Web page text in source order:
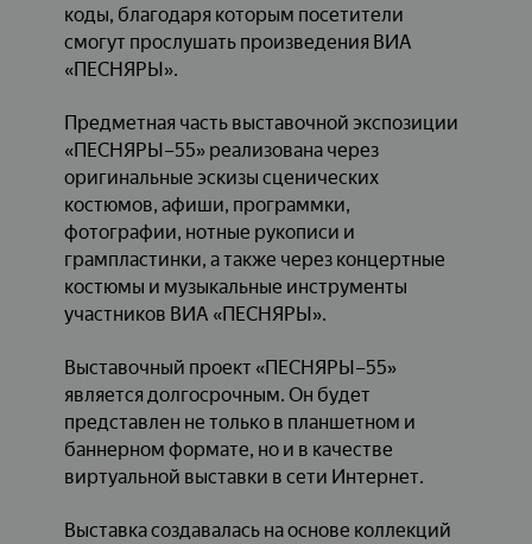
коды, благодаря которым посетители
смогут прослушать произведения ВИА
«ПЕСНЯРЫ».
Предметная часть выставочной экспозиции
«ПЕСНЯРЫ–55» реализована через
оригинальные эскизы сценических
костюмов, афиши, программки,
фотографии, нотные рукописи и
грампластинки, а также через концертные
костюмы и музыкальные инструменты
участников ВИА «ПЕСНЯРЫ».
Выставочный проект «ПЕСНЯРЫ–55»
является долгосрочным. Он будет
представлен не только в планшетном и
баннерном формате, но и в качестве
виртуальной выставки в сети Интернет.
Выставка создавалась на основе коллекций